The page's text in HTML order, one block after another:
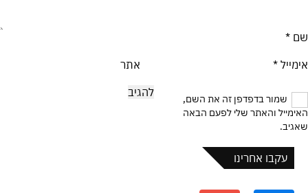
שם *
אימייל * אתר
שמור בדפדפן זה את השם,
האימייל והאתר שלי לפעם הבאה
שאגיב.
עקבו אחרינו